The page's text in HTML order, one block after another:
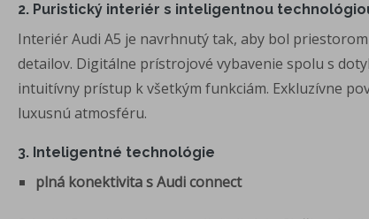
2. Puristický interiér s inteligentnou
Interiér Audi A5 je navrhnutý tak, aby bol
detailov. Digitálne prístrojové vybavenie spolu s
intuitívny prístup k všetkým funkciám. Exkluzívne
luxusnú atmosféru.
3. I nteligentné technológie
plná konektivita s Audi connect